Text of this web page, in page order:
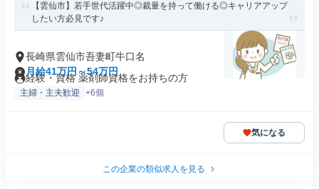
【雲仙市】若手世代活躍中◎裁量を持って働ける◎キャリアアップ
したい方必見です♪
長崎県雲仙市吾妻町牛口名
月給41万円～54万円
経験・資格 薬剤師資格をお持ちの方
主婦・主夫歓迎 +6個
気になる
この企業の類似求人を見る